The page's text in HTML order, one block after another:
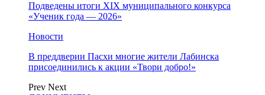
Подведены итоги XIX муниципального конкурса
«Ученик года — 2026»
Новости
В преддверии Пасхи многие жители Лабинска
присоединились к акции «Твори добро!»
Prev Next